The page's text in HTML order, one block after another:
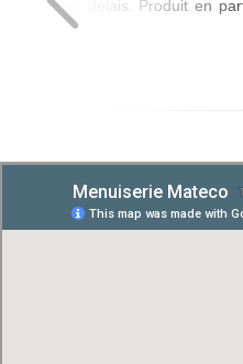
dans les délais. Produit en